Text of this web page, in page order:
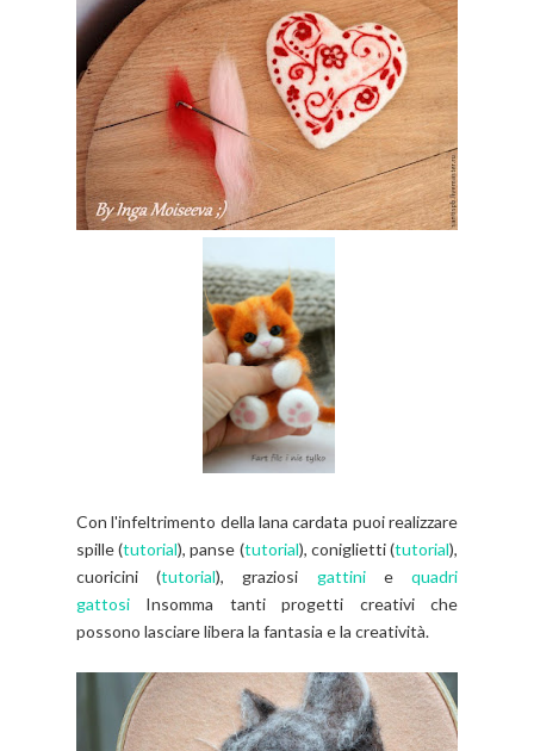
Con l'infeltrimento della lana cardata puoi realizzare
spille (tutorial), panse (tutorial), coniglietti (tutorial),
cuoricini (tutorial), graziosi gattini equadri
gattosi Insomma tanti progetti creativi che
possono lasciare libera la fantasia e la creatività.